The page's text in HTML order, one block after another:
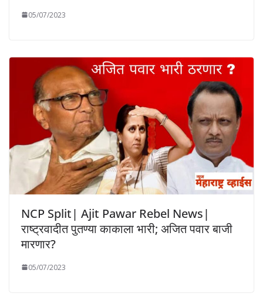
05/07/2023
NCP Split| Ajit Pawar Rebel News|
राष्ट्रवादीत पुतण्या काकाला भारी; अजित पवार बाजी
मारणार?
05/07/2023